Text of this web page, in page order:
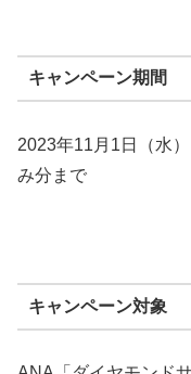
キャンペーン期間
2023年11月1日（水
み分まで
キャンペーン対象